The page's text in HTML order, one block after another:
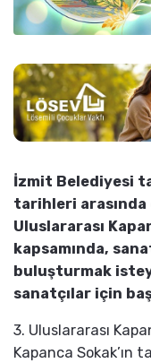
İzmit Belediyesi
tarihleri arasında
Uluslararası
kapsamında,
buluşturmak
sanatçılar için
3. Uluslararası
Kapanca